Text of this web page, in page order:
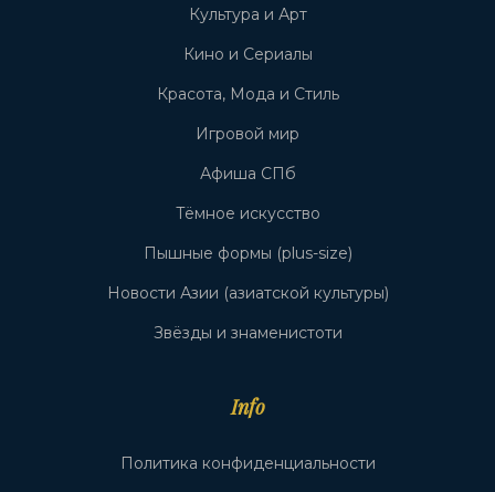
Культура и Арт
Кино и Сериалы
Красота, Мода и Стиль
Игровой мир
Афиша СПб
Тёмное искусство
Пышные формы (plus-size)
Новости Азии (азиатской культуры)
Звёзды и знаменистоти
Info
Политика конфиденциальности